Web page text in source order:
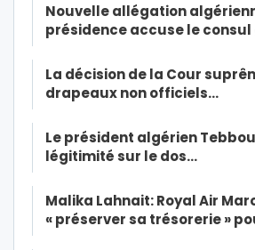
Nouvelle allégation
présidence accuse le
La décision de la Cour
drapeaux non officiels…
Le président algérien
légitimité sur le dos…
Malika Lahnait: Royal Air
« préserver sa trésorerie »